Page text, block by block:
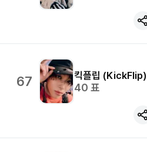
67 킥플립 (KickFlip)
40 표